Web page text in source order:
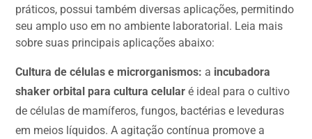
práticos, possui também diversas aplicações, permitindo
seu amplo uso em no ambiente laboratorial. Leia mais
sobre suas principais aplicações abaixo:
Cultura de células e microrganismos: a incubadora
shaker orbital para cultura celular é ideal para o cultivo
de células de mamíferos, fungos, bactérias e leveduras
em meios líquidos. A agitação contínua promove a